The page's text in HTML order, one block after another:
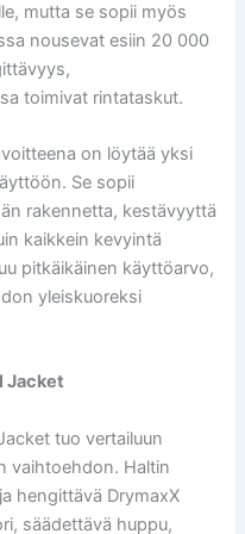
mutta se sopii myös
nousevat esiin 20 000
toimivat rintataskut.
on löytää yksi
Se sopii
rakennetta, kestävyyttä
kaikkein kevyintä
pitkäikäinen käyttöarvo,
yleiskuoreksi
Jacket
tuo vertailuun
vaihtoehdon. Haltin
hengittävä DrymaxX
säädettävä huppu,